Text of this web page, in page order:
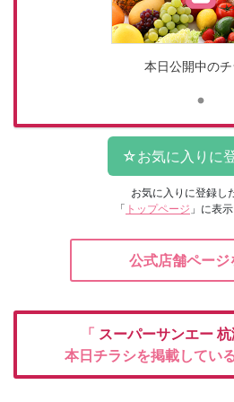
本日公開中の
お気に入りに登録し
「 トップページ 」に表
公式店舗ページ
「 スーパーサンエー
本日チラシを掲載してい